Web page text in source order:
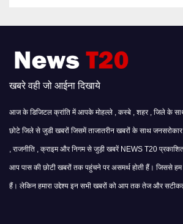
खबरे वही जो आईना दिखाये
आज के डिजिटल क्रांति में आपके मोहल्ले , कस्बे , शहर , जिले के
छोटे जिले से जुडी खबरों जिसमें ताजातरीन खबरों के साथ जनसरोकार
, राजनीति , क्राइम और निगम से जुड़ी खबरें NEWS T20
आप पास की छोटी खबरों तक पहुंचने पर असमर्थ होती हैं। जिससे
हैं। लेकिन हमारा उद्देश्य इन सभी खबरों को आप तक तेज और